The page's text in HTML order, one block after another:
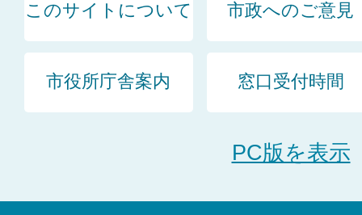
このサイトについて 市政へのご意見
市役所庁舎案内 窓口受付時間
PC版を表示